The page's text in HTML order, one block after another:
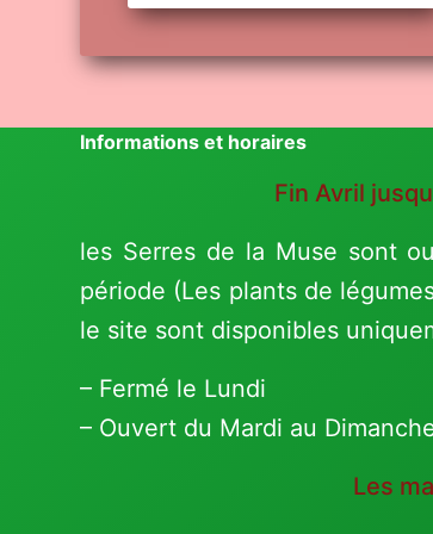
Informations et horaires
Fin Avril
les Serres de la Muse sont
période (Les plants de
le site sont disponibles
– Fermé le Lundi
– Ouvert du Mardi au
Les